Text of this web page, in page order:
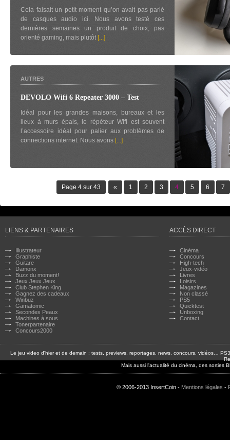
Cela faisait un petit moment qu’on avait pas parlé
de casques audio ici. Nous avons testé ces
dernières semaines un produit de choix, pas
orienté gaming, mais plutôt [...]
AUTRES
DEVOLO Wifi 6 Repeater 3000 – Test
Idéal pour les grandes maisons, bureaux et les
lieux à murs épais, le répéteur Wifi est souvent
l’accessoire idéal pour palier aux problèmes de
connections internet. Nous avons [...]
Page 4 sur 43 « 1 2 3 4 5 6 7
LIENS & PARTENAIRES
Illustrateur
Graphiste
Guitare
Damonx
Buzz du moment!
Jeux Jeux Jeux
Club Stephen King
Gagnez des cadeaux
Winbuz
Gamatomic
Secondes Peaux
Machines à sous
Tonerpartenaire
Concours2000
ACCÈS DIRECT
Cinéma
Concours
High-tech
Jeux-vidéo
Livres
Loisirs
Magazines
Non classé
PS5
Quicktest
Unboxing
Contact
Le jeu video d'hier et de demain : tests, previews, reportages, news, concours, vidéos…
Mais aussi l'actualité du cinéma, des sorties
© 2006-2013 InsertCoin - Mentions légales -